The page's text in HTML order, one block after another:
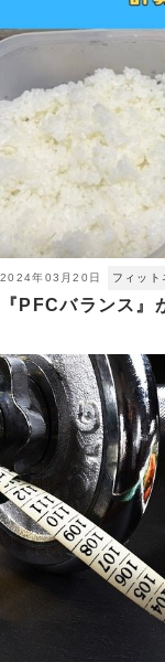
2024年03月20日 フィット
『PFCバランス